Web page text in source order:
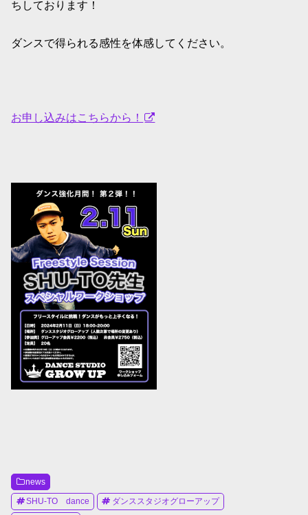
ちしております！
ダンスで得られる感性を体感してください。
お申し込みはこちらから！
news
SHU-TO dance ダンススタジオグローアップ